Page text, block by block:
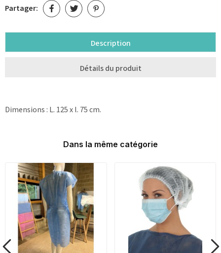
Partager:
Description
Détails du produit
Dimensions : L. 125 x l. 75 cm.
Dans la même catégorie